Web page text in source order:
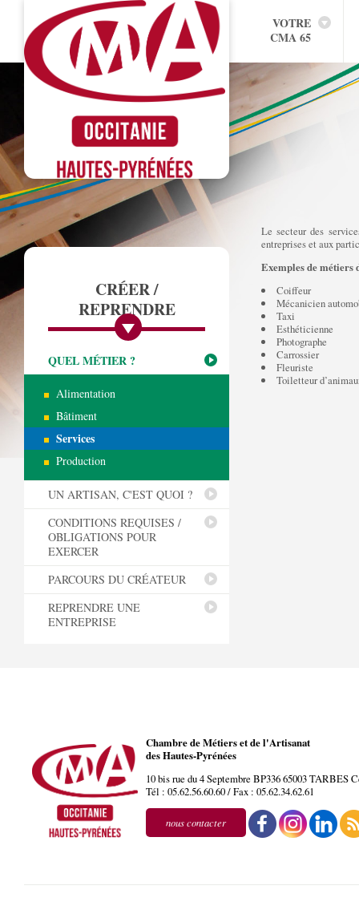
VOTRE
CMA 65
CRÉER /
REPRENDRE
QUEL MÉTIER ?
Alimentation
Bâtiment
Services
Production
UN ARTISAN, C'EST QUOI ?
CONDITIONS REQUISES /
OBLIGATIONS POUR
EXERCER
PARCOURS DU CRÉATEUR
REPRENDRE UNE
ENTREPRISE
Le secteur des
entreprises et aux
Exemples de métiers
Coiffeur
Mécanicien
Taxi
Esthéticienne
Photographe
Carrossier
Fleuriste
Toiletteur
Chambre de Métiers et de l'Artisanat
des Hautes-Pyrénées
10 bis rue du 4 Septembre BP33665003TARBES
Tél : 05.62.56.60.60/ Fax : 05.62.34.62.61
nous contacter